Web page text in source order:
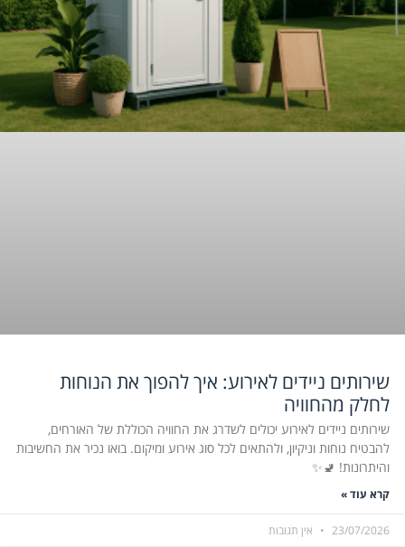
שירותים ניידים לאירוע: איך להפוך את הנוחות
לחלק מהחוויה
שירותים ניידים לאירוע יכולים לשדרג את החוויה הכוללת של האורחים,
להבטיח נוחות וניקיון, ולהתאים לכל סוג אירוע ומיקום. בואו נכיר את החשיבות
והיתרונות! 🚽✨
קרא עוד »
23/07/2026 אין תגובות